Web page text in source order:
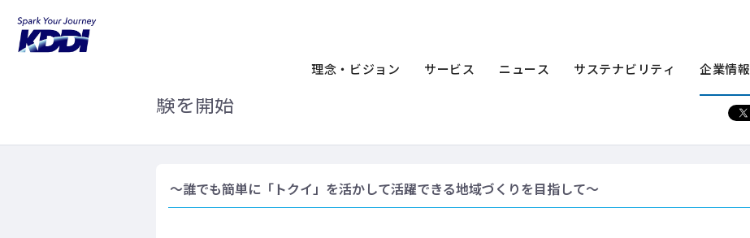
理念・ビジョン サービス ニュース サステナビリティ 企業情報
チャットボット技術を活用したスキルシェアサービスの実証実
験を開始
～誰でも簡単に「トクイ」を活かして活躍できる地域づくりを目指して～